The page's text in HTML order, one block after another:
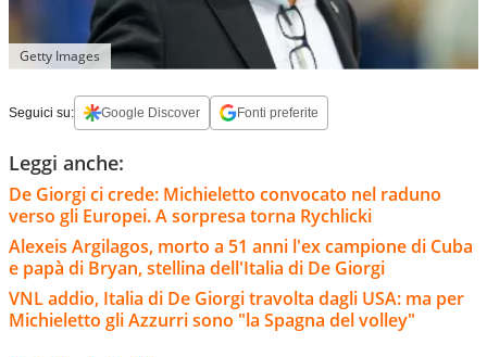
Getty Images
Seguici su: Google Discover Fonti preferite
Leggi anche:
De Giorgi ci crede: Michieletto convocato nel raduno
verso gli Europei. A sorpresa torna Rychlicki
Alexeis Argilagos, morto a 51 anni l'ex campione di Cuba
e papà di Bryan, stellina dell'Italia di De Giorgi
VNL addio, Italia di De Giorgi travolta dagli USA: ma per
Michieletto gli Azzurri sono "la Spagna del volley"